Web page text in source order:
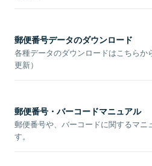
郵便番号データのダウンロード
各種データのダウンロードはこちらか
更新）
郵便番号・バーコードマニュアル
郵便番号や、バーコードに関するマニ
す。